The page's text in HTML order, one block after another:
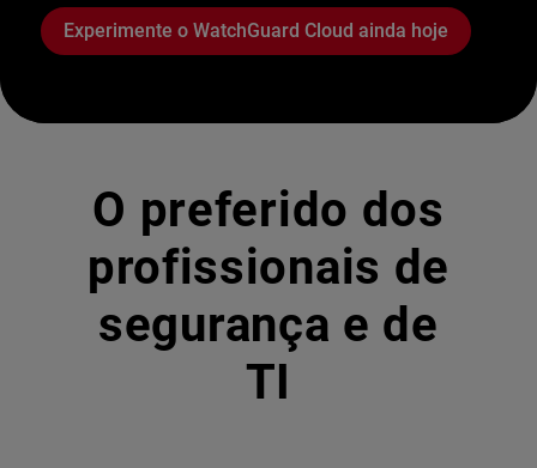
Experimente o WatchGuard Cloud ainda hoje
O preferido dos
profissionais de
segurança e de
TI